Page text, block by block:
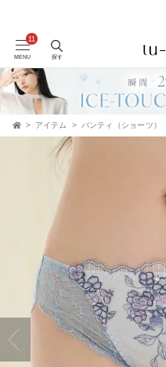
会員登録で今すぐ
MENU 探す
アイテム パンティ（ショーツ）